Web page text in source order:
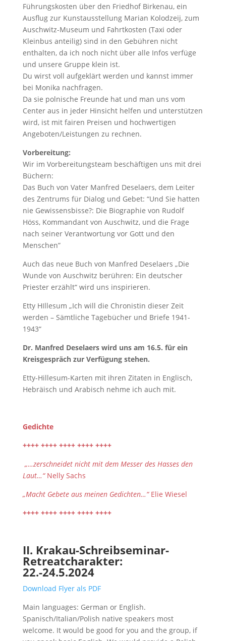
Führungskosten über den Friedhof Birkenau, ein
Ausflug zur Kunstausstellung Marian Kolodzeij, zum
Auschwitz-Museum und Fahrtkosten (Taxi oder
Kleinbus anteilig) sind in den Gebühren nicht
enthalten, da ich noch nicht über alle Infos verfüge
und unsere Gruppe klein ist.
Du wirst voll aufgeklärt werden und kannst immer
bei Monika nachfragen.
Da sie polnische Freunde hat und man uns vom
Center aus in jeder Hinsicht helfen und unterstützen
wird, ist mit fairen Preisen und hochwertigen
Angeboten/Leistungen zu rechnen.
Vorbereitung:
Wir im Vorbereitungsteam beschäftigen uns mit drei
Büchern:
Das Buch von Vater Manfred Deselaers, dem Leiter
des Zentrums für Dialog und Gebet: “Und Sie hatten
nie Gewissensbisse?: Die Biographie von Rudolf
Höss, Kommandant von Auschwitz, und die Frage
nach seiner Verantwortung vor Gott und den
Menschen”
Auch das neue Buch von Manfred Deselaers „Die
Wunde von Auschwitz berühren: Ein deutscher
Priester erzählt“ wird uns inspirieren.
Etty HIllesum „Ich will die Chronistin dieser Zeit
werden – Sämtliche Tagebücher und Briefe 1941-
1943“
Dr. Manfred Deselaers wird uns am 16.5. für ein
Kreisgespräch zur Verfügung stehen.
Etty-Hillesum-Karten mit ihren Zitaten in Englisch,
Hebräisch und Arabisch nehme ich auch mit.
Gedichte
++++ ++++ ++++ ++++ ++++
„…zerschneidet nicht mit dem Messer des Hasses den
Laut…“Nelly Sachs
„Macht Gebete aus meinen Gedichten…“Elie Wiesel
++++ ++++ ++++ ++++ ++++
II. Krakau-Schreibseminar-
Retreatcharakter:
22.-24.5.2024
Download Flyer als PDF
Main languages: German or English.
Spanisch/Italian/Polish native speakers most
welcome. It would be good for you and the group, if